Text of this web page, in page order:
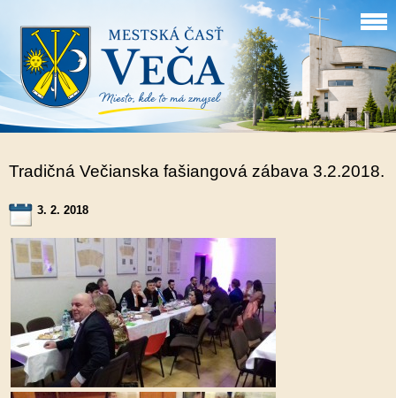
Tradičná Večianska fašiangová zábava 3.2.2018.
3. 2. 2018